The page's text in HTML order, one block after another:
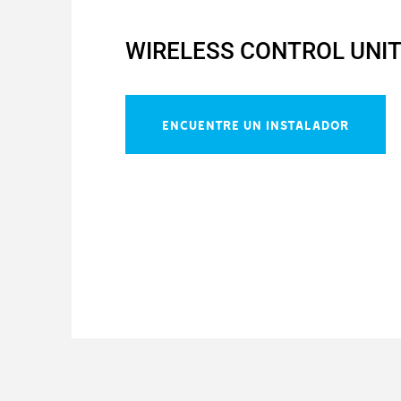
WIRELESS CONTROL
ENCUENTRE UN INSTALADOR